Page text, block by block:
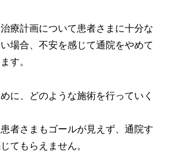
療計画について患者さまに十分な
場合、不安を感じて通院をやめて
す。
に、どのような施術を行っていく
者さまもゴールが見えず、通院す
てもらえません。